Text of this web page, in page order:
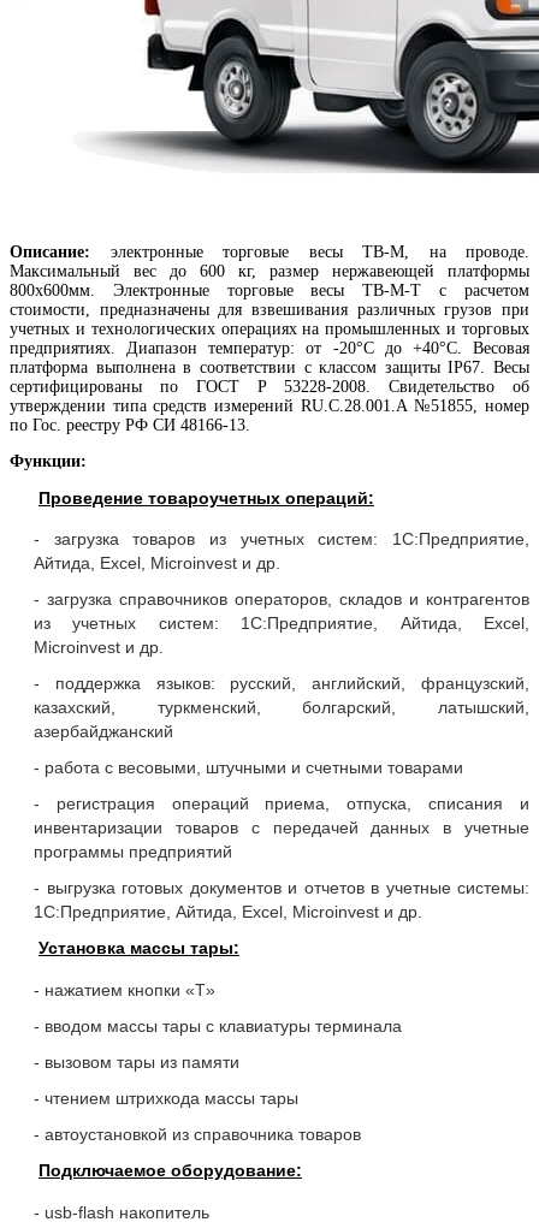
Описание: электронные
торговые весы TB-М, на проводе.
Максимальный вес до 600 кг, размер нержавеющей платформы
800х600мм. Электронные торговые весы ТВ-М-Т с расчетом
стоимости, предназначены для взвешивания различных грузов при
учетных и технологических операциях на промышленных и торговых
предприятиях. Диапазон температур: от -20°С до +40°С. Весовая
платформа выполнена в соответствии с классом защиты IP67. Весы
сертифицированы по ГОСТ P 53228-2008. Свидетельство об
утверждении типа средств измерений RU.C.28.001.A №51855, номер
по Гос. реестру РФ СИ 48166-13.
Функции:
Проведение товароучетных операций:
- загрузка товаров из учетных систем: 1С:Предприятие,
Айтида, Excel, Microinvest и др.
- загрузка справочников операторов, складов и контрагентов
из учетных систем: 1С:Предприятие, Айтида, Excel,
Microinvest и др.
- поддержка языков: русский, английский, французский,
казахский, туркменский, болгарский, латышский,
азербайджанский
- работа с весовыми, штучными и счетными товарами
- регистрация операций приема, отпуска, списания и
инвентаризации товаров с передачей данных в учетные
программы предприятий
- выгрузка готовых документов и отчетов в учетные системы:
1С:Предприятие, Айтида, Excel, Microinvest и др.
Установка массы тары:
- нажатием кнопки «T»
- вводом массы тары с клавиатуры терминала
- вызовом тары из памяти
- чтением штрихкода массы тары
- автоустановкой из справочника товаров
Подключаемое оборудование:
- usb-flash накопитель